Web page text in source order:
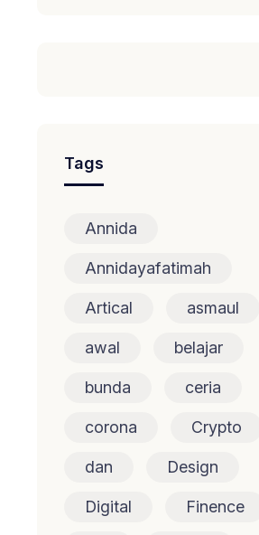
Tags
Annida
Annidayafatimah
Artical asmaul
awal belajar
bunda ceria
corona Crypto
dan Design
Digital Finence